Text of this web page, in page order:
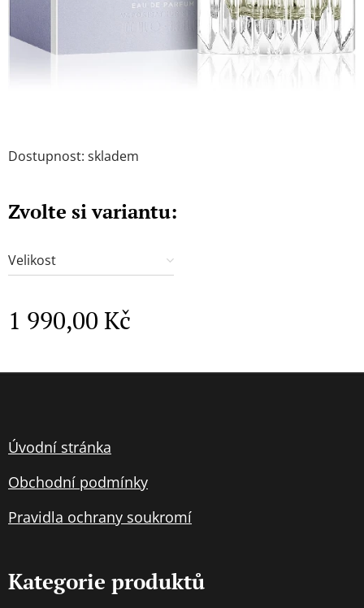
Dostupnost: skladem
Zvolte si variantu:
Velikost
1 990,00 Kč
Úvodní stránka
Obchodní podmínky
Pravidla ochrany soukromí
Kategorie produktů